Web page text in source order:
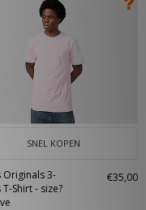
SNEL KOPEN
Originals 3-
Shirt - size?
€35,00